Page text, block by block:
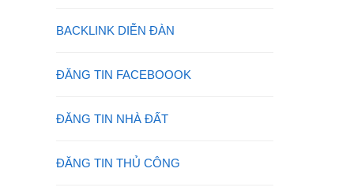
BACKLINK DIỄN ĐÀN
ĐĂNG TIN FACEBOOOK
ĐĂNG TIN NHÀ ĐẤT
ĐĂNG TIN THỦ CÔNG